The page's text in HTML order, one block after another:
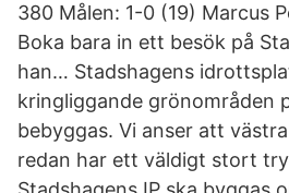
380 Målen: 1-0 (19) Marcus
Boka bara in ett besök på
han… Stadshagens
kringliggande grönområden
bebyggas. Vi anser att
redan har ett väldigt stort